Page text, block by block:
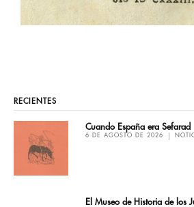
RECIENTES
Cuando España era Sefarad
6 DE AGOSTO DE 2026
El Museo de Historia de los